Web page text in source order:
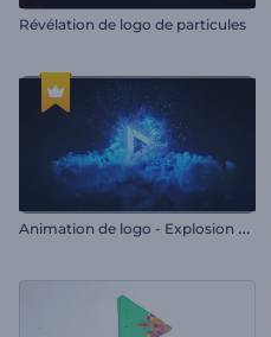
Révélation de logo de particules
A
nimation de logo - Explosion hyperspatiale